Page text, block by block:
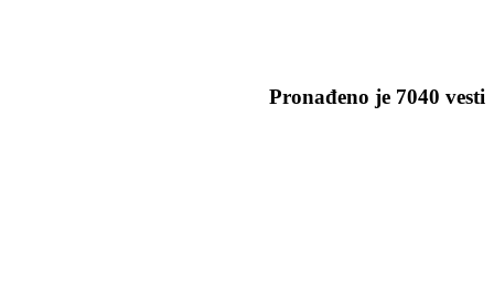
Pronađeno je 7040 vesti